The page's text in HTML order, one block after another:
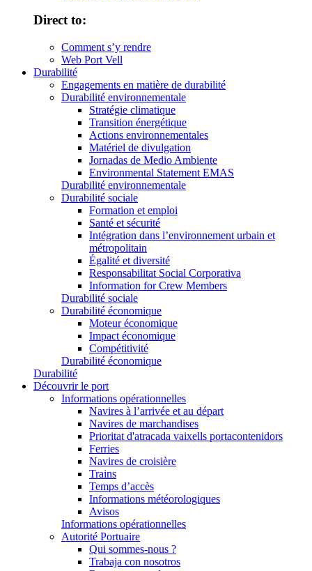
Direct to:
Comment s’y rendre
Web Port Vell
Durabilité
Engagements en matière de durabilité
Durabilité environnementale
Stratégie climatique
Transition énergétique
Actions environnementales
Matériel de divulgation
Jornadas de Medio Ambiente
Environmental Statement EMAS
Durabilité environnementale
Durabilité sociale
Formation et emploi
Santé et sécurité
Intégration dans l’environnement urbain et
métropolitain
Égalité et diversité
Responsabilitat Social Corporativa
Information for Crew Members
Durabilité sociale
Durabilité économique
Moteur économique
Impact économique
Compétitivité
Durabilité économique
Durabilité
Découvrir le port
Informations opérationnelles
Navires à l’arrivée et au départ
Navires de marchandises
Prioritat d'atracada vaixells portacontenidors
Ferries
Navires de croisière
Trains
Temps d’accès
Informations météorologiques
Avisos
Informations opérationnelles
Autorité Portuaire
Qui sommes-nous ?
Trabaja con nosotros